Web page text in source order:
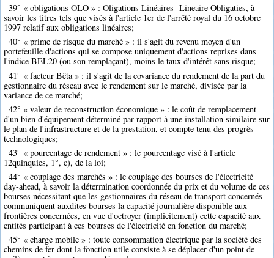
39° « obligations OLO » : Oligations Linéaires- Lineaire Obligaties, à
savoir les titres tels que visés à l'article 1er de l'arrêté royal du 16 octobre
1997 relatif aux obligations linéaires;
40° « prime de risque du marché » : il s'agit du revenu moyen d'un
portefeuille d'actions qui se compose uniquement d'actions reprises dans
l'indice BEL20 (ou son remplaçant), moins le taux d'intérêt sans risque;
41° « facteur Bêta » : il s'agit de la covariance du rendement de la part du
gestionnaire du réseau avec le rendement sur le marché, divisée par la
variance de ce marché;
42° « valeur de reconstruction économique » : le coût de remplacement
d'un bien d'équipement déterminé par rapport à une installation similaire sur
le plan de l'infrastructure et de la prestation, et compte tenu des progrès
technologiques;
43° « pourcentage de rendement » : le pourcentage visé à l'article
12quinquies, 1°, c), de la loi;
44° « couplage des marchés » : le couplage des bourses de l'électricité
day-ahead, à savoir la détermination coordonnée du prix et du volume de ces
bourses nécessitant que les gestionnaires du réseau de transport concernés
communiquent auxdites bourses la capacité journalière disponible aux
frontières concernées, en vue d'octroyer (implicitement) cette capacité aux
entités participant à ces bourses de l'électricité en fonction du marché;
45° « charge mobile » : toute consommation électrique par la société des
chemins de fer dont la fonction utile consiste à se déplacer d'un point de